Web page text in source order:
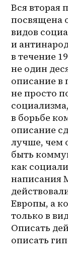
Вся вторая
посвящена
видов
и
в течение
не один
описание в
не просто
в борьбе
описание
лучше, чем
быть
как
написания
Европы, а
только в
Описать
описать